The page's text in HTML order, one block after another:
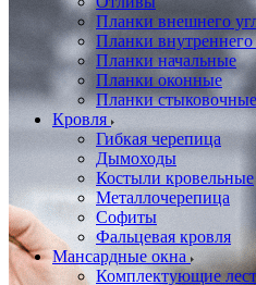
Планки внешнего
Планки внутреннего
Планки начальные
Планки оконные
Планки стыковочные
Кровля
Гибкая черепица
Дымоходы
Костыли кровельные
Металлочерепица
Софиты
Фальцевая кровля
Мансардные окна
Комплектующие